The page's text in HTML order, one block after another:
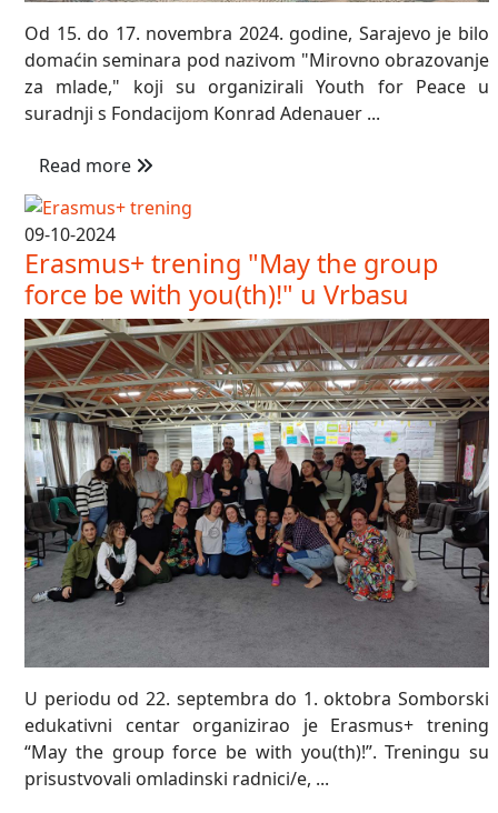
Od 15. do 17. novembra 2024. godine, Sarajevo je bilo
domaćin seminara pod nazivom "Mirovno obrazovanje
za mlade," koji su organizirali Youth for Peace u
suradnji s Fondacijom Konrad Adenauer ...
Read more
09-10-2024
Erasmus+ trening "May the group
force be with you(th)!" u Vrbasu
U periodu od 22. septembra do 1. oktobra Somborski
edukativni centar organizirao je Erasmus+ trening
“May the group force be with you(th)!”. Treningu su
prisustvovali omladinski radnici/e, ...